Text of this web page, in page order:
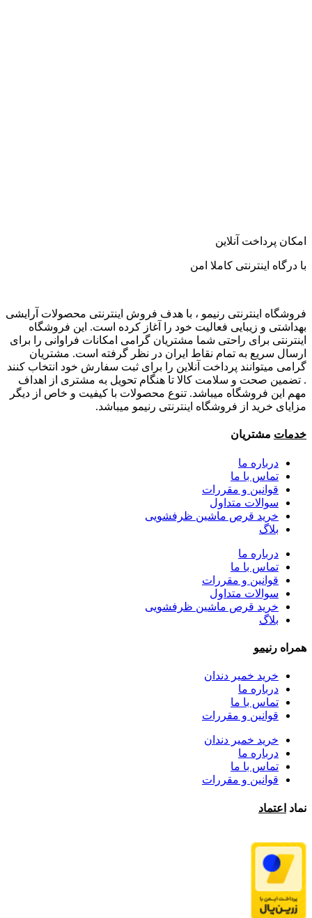
امکان پرداخت آنلاین
با درگاه اینترنتی کاملا امن
فروشگاه اینترنتی رنیمو ، با هدف فروش اینترنتی محصولات آرایشی
بهداشتی و زیبایی فعالیت خود را آغاز کرده است. این فروشگاه
اینترنتی برای راحتی شما مشتریان گرامی امکانات فراوانی را برای
ارسال سریع به تمام نقاط ایران در نظر گرفته است. مشتریان
گرامی میتوانند پرداخت آنلاین را برای ثبت سفارش خود انتخاب کنند
. تضمین صحت و سلامت کالا تا هنگام تحویل به مشتری از اهداف
مهم این فروشگاه میباشد. تنوع محصولات با کیفیت و خاص از دیگر
مزایای خرید از فروشگاه اینترنتی رنیمو میباشد.
خدمات مشتریان
درباره ما
تماس با ما
قوانین و مقررات
سوالات متداول
خرید قرص ماشین ظرفشویی
بلاگ
درباره ما
تماس با ما
قوانین و مقررات
سوالات متداول
خرید قرص ماشین ظرفشویی
بلاگ
همراه رنیمو
خرید خمیر دندان
درباره ما
تماس با ما
قوانین و مقررات
خرید خمیر دندان
درباره ما
تماس با ما
قوانین و مقررات
نماد اعتماد